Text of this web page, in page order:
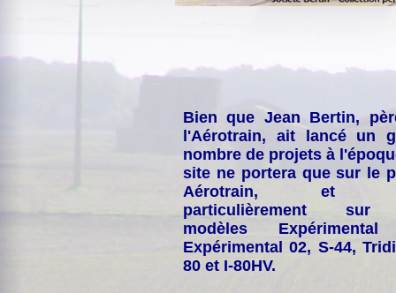
Bien que Jean Bertin,
l'Aérotrain, ait lancé un
nombre de projets à
site ne portera que sur le
Aérotrain, et
particulièrement
modèles
Expérimental 02, S-44,
80 et I-80HV.